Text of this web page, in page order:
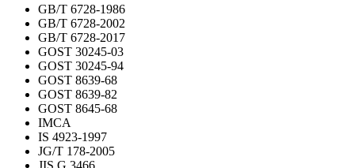
GB/T 6728-1986
GB/T 6728-2002
GB/T 6728-2017
GOST 30245-03
GOST 30245-94
GOST 8639-68
GOST 8639-82
GOST 8645-68
IMCA
IS 4923-1997
JG/T 178-2005
JIS G 3466